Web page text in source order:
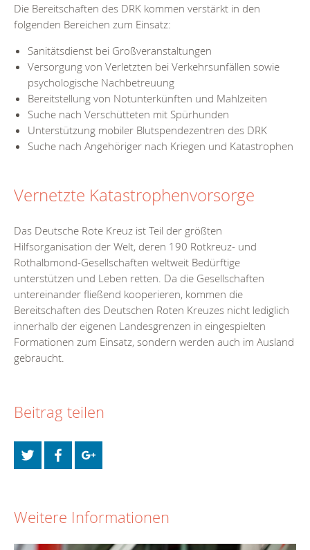
Die Bereitschaften des DRK kommen verstärkt in den
folgenden Bereichen zum Einsatz:
Sanitätsdienst bei Großveranstaltungen
Versorgung von Verletzten bei Verkehrsunfällen sowie
psychologische Nachbetreuung
Bereitstellung von Notunterkünften und Mahlzeiten
Suche nach Verschütteten mit Spürhunden
Unterstützung mobiler Blutspendezentren des DRK
Suche nach Angehöriger nach Kriegen und Katastrophen
Vernetzte Katastrophenvorsorge
Das Deutsche Rote Kreuz ist Teil der größten
Hilfsorganisation der Welt, deren 190 Rotkreuz- und
Rothalbmond-Gesellschaften weltweit Bedürftige
unterstützen und Leben retten. Da die Gesellschaften
untereinander fließend kooperieren, kommen die
Bereitschaften des Deutschen Roten Kreuzes nicht lediglich
innerhalb der eigenen Landesgrenzen in eingespielten
Formationen zum Einsatz, sondern werden auch im Ausland
gebraucht.
Beitrag teilen
Weitere Informationen